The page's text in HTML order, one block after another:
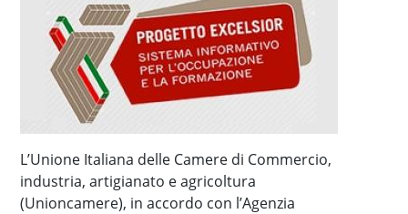
L’Unione Italiana delle Camere di Commercio,
industria, artigianato e agricoltura
(Unioncamere), in accordo con l’Agenzia